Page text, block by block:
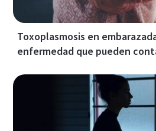
Toxoplasmosis en
enfermedad que pueden